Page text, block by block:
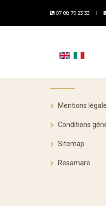
07 88 79 23 33
Mentions
Conditions
Sitemap
Resamare